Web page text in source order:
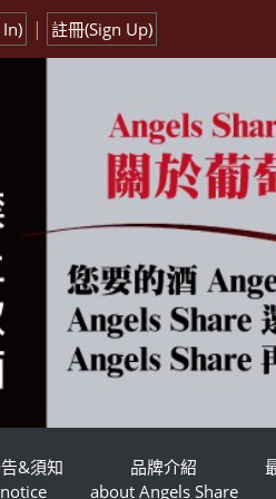
| 註冊(Sign Up)
&須知
notice
品牌介紹
about Angels Share